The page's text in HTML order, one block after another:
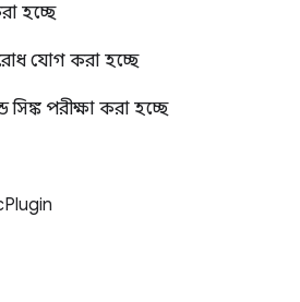
হচ্ছে
যোগ করা হচ্ছে
সিঙ্ক পরীক্ষা করা হচ্ছে